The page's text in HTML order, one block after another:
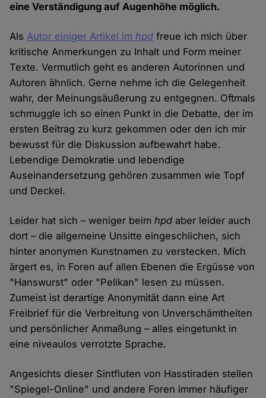
eine Verständigung auf Augenhöhe möglich.
AlsAutor einiger Artikel imhpd freue ich mich über
kritische Anmerkungen zu Inhalt und Form meiner
Texte. Vermutlich geht es anderen Autorinnen und
Autoren ähnlich. Gerne nehme ich die Gelegenheit
wahr, der Meinungsäußerung zu entgegnen. Oftmals
schmuggle ich so einen Punkt in die Debatte, der im
ersten Beitrag zu kurz gekommen oder den ich mir
bewusst für die Diskussion aufbewahrt habe.
Lebendige Demokratie und lebendige
Auseinandersetzung gehören zusammen wie Topf
und Deckel.
Leider hat sich – weniger beimhpd aber leider auch
dort – die allgemeine Unsitte eingeschlichen, sich
hinter anonymen Kunstnamen zu verstecken. Mich
ärgert es, in Foren auf allen Ebenen die Ergüsse von
"Hanswurst" oder "Pelikan" lesen zu müssen.
Zumeist ist derartige Anonymität dann eine Art
Freibrief für die Verbreitung von Unverschämtheiten
und persönlicher Anmaßung – alles eingetunkt in
eine niveaulos verrotzte Sprache.
Angesichts dieser Sintfluten von Hasstiraden stellen
"Spiegel-Online" und andere Foren immer häufiger